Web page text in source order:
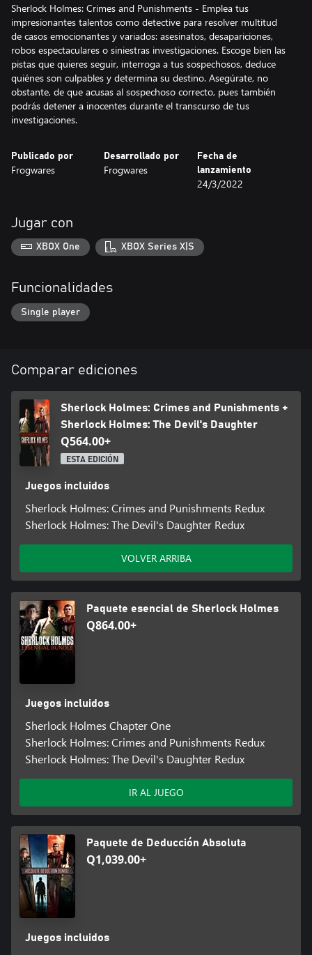
Sherlock Holmes: Crimes and Punishments - Emplea tus
impresionantes talentos como detective para resolver multitud
de casos emocionantes y variados: asesinatos, desapariciones,
robos espectaculares o siniestras investigaciones. Escoge bien las
pistas que quieres seguir, interroga a tus sospechosos, deduce
quiénes son culpables y determina su destino. Asegúrate, no
obstante, de que acusas al sospechoso correcto, pues también
podrás detener a inocentes durante el transcurso de tus
investigaciones.
Publicado por
Frogwares
Desarrollado por
Frogwares
Fecha de
lanzamiento
24/3/2022
Jugar con
XBOX One XBOX Series X|S
Funcionalidades
Single player
Comparar ediciones
Sherlock Holmes: Crimes and Punishments +
Sherlock Holmes: The Devil's Daughter
Q564.00+
ESTA EDICIÓN
Juegos incluidos
Sherlock Holmes: Crimes and Punishments Redux
Sherlock Holmes: The Devil's Daughter Redux
VOLVER ARRIBA
Paquete esencial de Sherlock Holmes
Q864.00+
Juegos incluidos
Sherlock Holmes Chapter One
Sherlock Holmes: Crimes and Punishments Redux
Sherlock Holmes: The Devil's Daughter Redux
IR AL JUEGO
Paquete de Deducción Absoluta
Q1,039.00+
Juegos incluidos